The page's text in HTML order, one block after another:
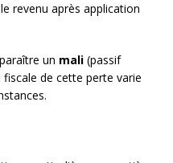
revenu après application
un mali (passif
fiscale de cette perte varie